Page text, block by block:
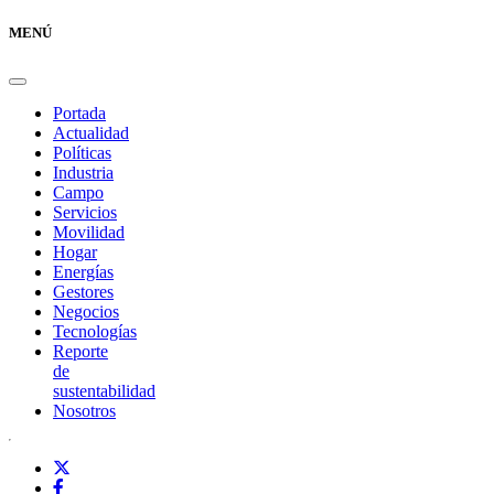
MENÚ
Portada
Actualidad
Políticas
Industria
Campo
Servicios
Movilidad
Hogar
Energías
Gestores
Negocios
Tecnologías
Reporte
de
sustentabilidad
Nosotros